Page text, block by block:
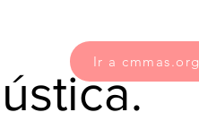
Ir a cmmas.org